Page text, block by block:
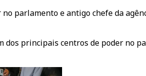
parlamento e antigo chefe da
dos principais centros de poder no